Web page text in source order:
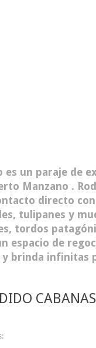
es un paraje de
Manzano .
directo
tulipanes y
tordos
espacio de
brinda infinitas
CABANAS